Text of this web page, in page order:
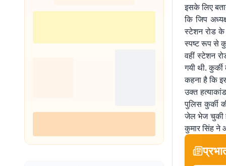
इसके लिए
कि जिप
स्टेशन रोड के
स्पष्ट रूप से
वहीं स्टेशन
गयी थी.
कहना है कि
उक्त
पुलिस कुर्की
जेल भेज चुकी
कुमार सिंह ने